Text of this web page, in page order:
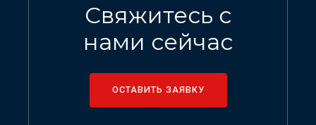
Свяжитесь с
нами сейчас
ОСТАВИТЬ ЗАЯВКУ